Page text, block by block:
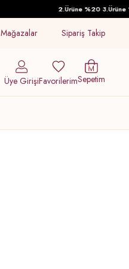
2.Ürüne %20 3.Ürüne
Mağazalar Sipariş Takip
Üye GirişiFavorilerimSepetim